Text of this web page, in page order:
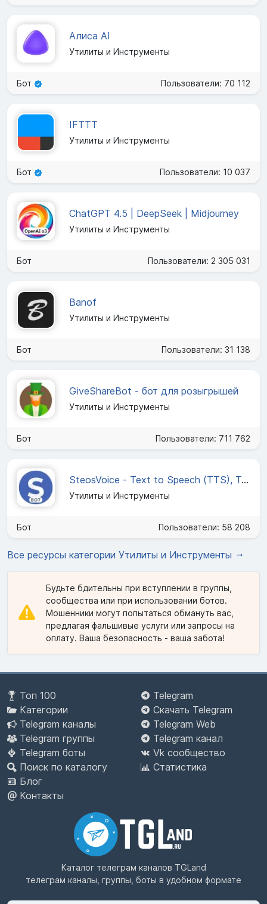
Алиса AI
Утилиты и Инструменты
Бот Пользователи: 70 112
IFTTT
Утилиты и Инструменты
Бот Пользователи: 10 037
ChatGPT 4.5 | DeepSeek | Midjourney
Утилиты и Инструменты
Бот Пользователи: 2 305 031
Banof
Утилиты и Инструменты
Бот Пользователи: 31 138
GiveShareBot - бот для розыгрышей
Утилиты и Инструменты
Бот Пользователи: 711 762
SteosVoice - Text to Speech (TTS), Текст в голос
Утилиты и Инструменты
Бот Пользователи: 58 208
Все ресурсы категории Утилиты и Инструменты
Будьте бдительны при вступлении в группы,
сообщества или при использовании ботов.
Мошенники могут попытаться обмануть вас,
предлагая фальшивые услуги или запросы на
оплату. Ваша безопасность - ваша забота!
Топ 100
Категории
Telegram каналы
Telegram группы
Telegram боты
Поиск по каталогу
Блог
Контакты
Telegram
Скачать Telegram
Telegram Web
Telegram канал
Vk сообщество
Статистика
Каталог телеграм каналов TGLand
телеграм каналы, группы, боты в удобном формате